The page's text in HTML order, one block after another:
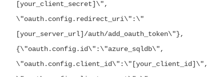
[your_client_secret]\",
\"oauth.config.redirect_uri\":\"
[your_server_url]/auth/add_oauth_token\"},
{\"oauth.config.id\":\"azure_sqldb\",
\"oauth.config.client_id\":\"[your_client_id]\",